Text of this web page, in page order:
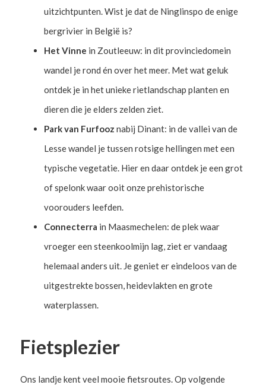
uitzichtpunten. Wist je dat de Ninglinspo de enige
bergrivier in België is?
Het Vinne in Zoutleeuw: in dit provinciedomein
wandel je rond én over het meer. Met wat geluk
ontdek je in het unieke rietlandschap planten en
dieren die je elders zelden ziet.
Park van Furfooz nabij Dinant: in de vallei van de
Lesse wandel je tussen rotsige hellingen met een
typische vegetatie. Hier en daar ontdek je een grot
of spelonk waar ooit onze prehistorische
voorouders leefden.
Connecterra in Maasmechelen: de plek waar
vroeger een steenkoolmijn lag, ziet er vandaag
helemaal anders uit. Je geniet er eindeloos van de
uitgestrekte bossen, heidevlakten en grote
waterplassen.
Fietsplezier
Ons landje kent veel mooie fietsroutes. Op volgende